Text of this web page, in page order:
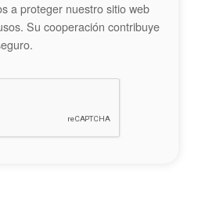
a proteger nuestro sitio web
Su cooperación contribuye